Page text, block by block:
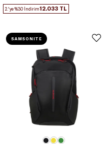
2.'ye %30 İndirim12.033 TL
SAMSONITE